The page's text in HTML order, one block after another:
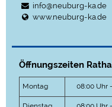
info@neuburg-ka.de
www.neuburg-ka.de
Öffnungszeiten
Montag 08:00 Uhr